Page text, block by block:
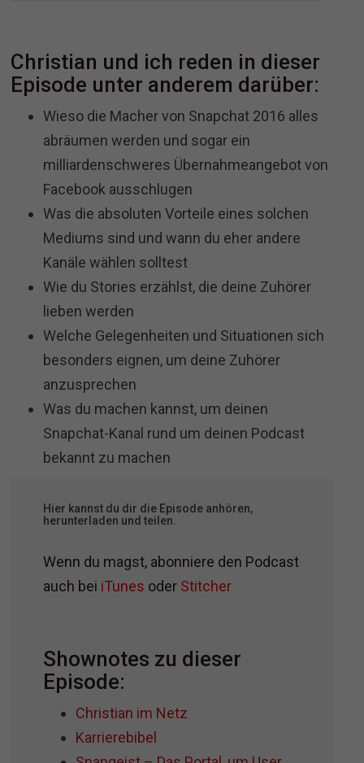
Christian und ich reden in dieser
Episode unter anderem darüber:
Wieso die Macher von Snapchat 2016 alles
abräumen werden und sogar ein
milliardenschweres Übernahmeangebot von
Facebook ausschlugen
Was die absoluten Vorteile eines solchen
Mediums sind und wann du eher andere
Kanäle wählen solltest
Wie du Stories erzählst, die deine Zuhörer
lieben werden
Welche Gelegenheiten und Situationen sich
besonders eignen, um deine Zuhörer
anzusprechen
Was du machen kannst, um deinen
Snapchat-Kanal rund um deinen Podcast
bekannt zu machen
Hier kannst du dir die Episode anhören,
herunterladen und teilen.
Wenn du magst, abonniere den Podcast
auch bei iTunes oder Stitcher
Shownotes zu dieser
Episode:
Christian im Netz
Karrierebibel